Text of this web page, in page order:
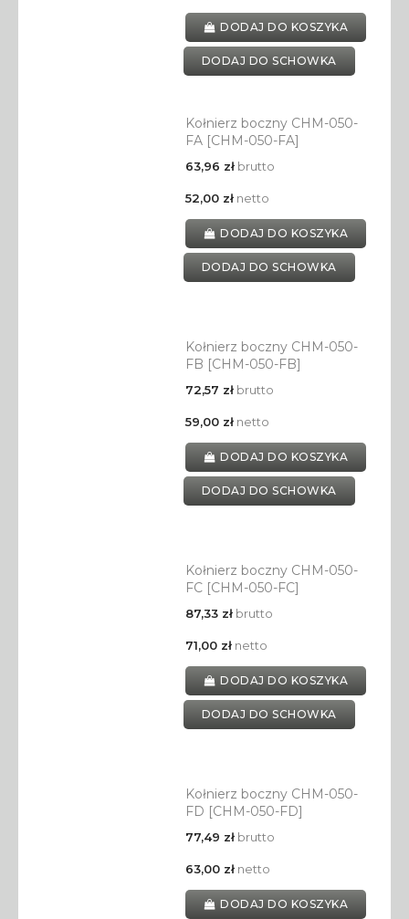
DODAJ DO KOSZYKA
DODAJ DO SCHOWKA
Kołnierz boczny CHM-050-
FA [CHM-050-FA]
63,96 złbrutto
52,00 złnetto
DODAJ DO KOSZYKA
DODAJ DO SCHOWKA
Kołnierz boczny CHM-050-
FB [CHM-050-FB]
72,57 złbrutto
59,00 złnetto
DODAJ DO KOSZYKA
DODAJ DO SCHOWKA
Kołnierz boczny CHM-050-
FC [CHM-050-FC]
87,33 złbrutto
71,00 złnetto
DODAJ DO KOSZYKA
DODAJ DO SCHOWKA
Kołnierz boczny CHM-050-
FD [CHM-050-FD]
77,49 złbrutto
63,00 złnetto
DODAJ DO KOSZYKA